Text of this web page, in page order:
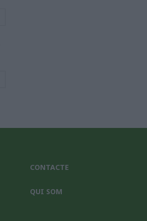
CONTACTE
QUI SOM